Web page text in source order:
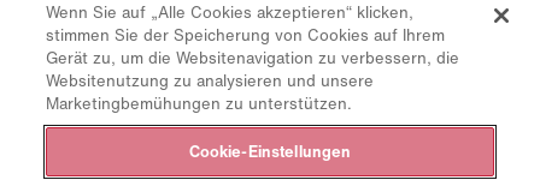
CO₂-Rechner
TCO-Rechner
Händler & Standorte
Produktgruppenübersicht
Wenn Sie auf „Alle Cookies akzeptieren“ klicken,
stimmen Sie der Speicherung von Cookies auf Ihrem
Gerät zu, um die Websitenavigation zu verbessern, die
Websitenutzung zu analysieren und unsere
Marketingbemühungen zu unterstützen.
Cookie-Einstellungen